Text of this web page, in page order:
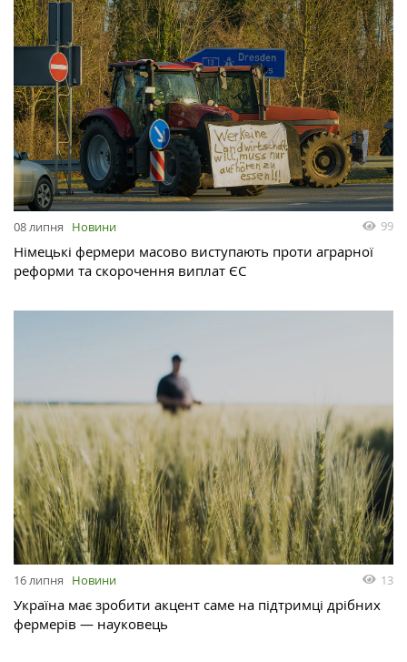
08 липня Новини 99
Німецькі фермери масово виступають проти аграрної
реформи та скорочення виплат ЄС
16 липня Новини 13
Україна має зробити акцент саме на підтримці дрібних
фермерів — науковець